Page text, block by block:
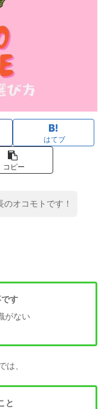
はてブ
コピー
オコモトです！
す
がない
は、
と